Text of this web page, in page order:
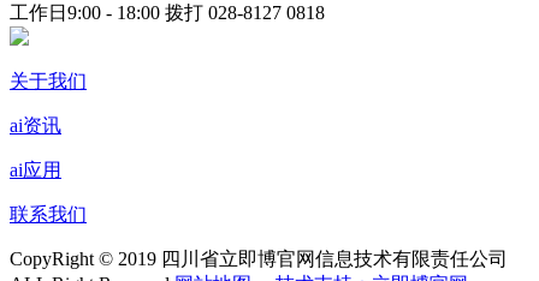
工作日9:00 - 18:00 拨打 028-8127 0818
关于我们
ai资讯
ai应用
联系我们
CopyRight © 2019 四川省立即博官网信息技术有限责任公司